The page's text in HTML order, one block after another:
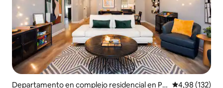
Departamento en complejo residencial en Pig Calificación
4,98 (132)